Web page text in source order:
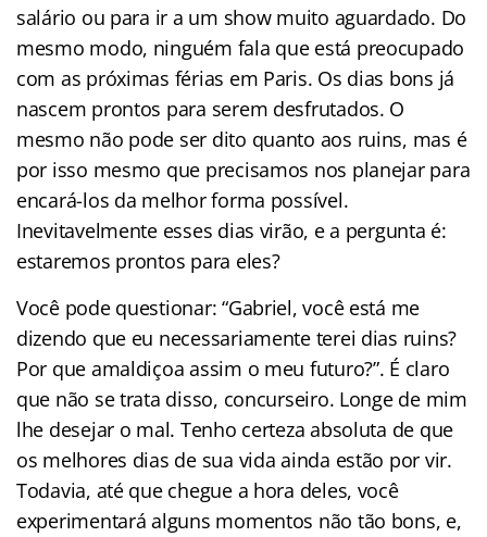
salário ou para ir a um show muito aguardado. Do
mesmo modo, ninguém fala que está preocupado
com as próximas férias em Paris. Os dias bons já
nascem prontos para serem desfrutados. O
mesmo não pode ser dito quanto aos ruins, mas é
por isso mesmo que precisamos nos planejar para
encará-los da melhor forma possível.
Inevitavelmente esses dias virão, e a pergunta é:
estaremos prontos para eles?
Você pode questionar: “Gabriel, você está me
dizendo que eu necessariamente terei dias ruins?
Por que amaldiçoa assim o meu futuro?”. É claro
que não se trata disso, concurseiro. Longe de mim
lhe desejar o mal. Tenho certeza absoluta de que
os melhores dias de sua vida ainda estão por vir.
Todavia, até que chegue a hora deles, você
experimentará alguns momentos não tão bons, e,